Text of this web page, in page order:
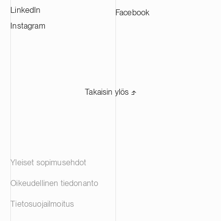
Nasdaq Helsingissä.
LinkedIn
Instagram
Facebook
Takaisin ylös ⬏
Yleiset sopimusehdot
Oikeudellinen tiedonanto
Tietosuojailmoitus